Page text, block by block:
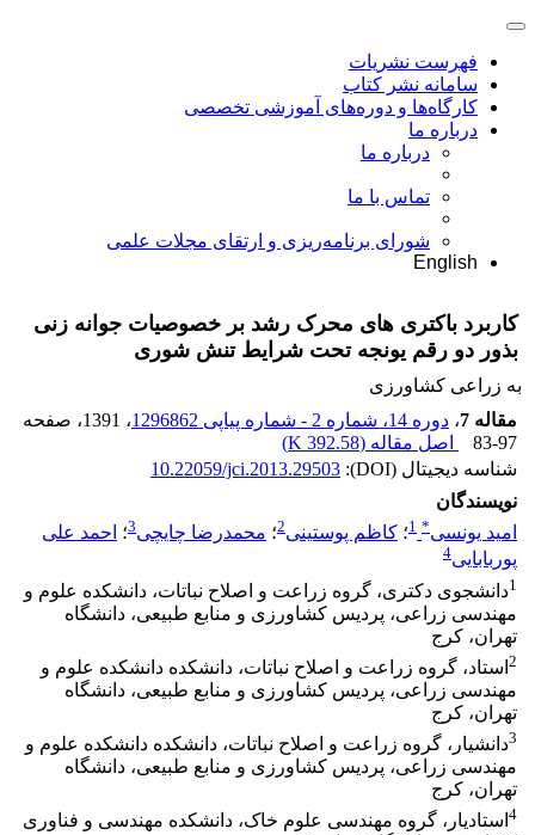
فهرست نشریات
سامانه نشر کتاب
کارگاه‌ها و دوره‌های آموزشی تخصصی
درباره ما
درباره ما
تماس با ما
شورای برنامه‌ریزی و ارتقای مجلات علمی
English
کاربرد باکتری های محرک رشد بر خصوصیات جوانه زنی
بذور دو رقم یونجه تحت شرایط تنش شوری
به زراعی کشاورزی
مقاله 7
، دوره 14، شماره 2 - شماره پیاپی 1296862 ، 1391
، صفحه
83-97
اصل مقاله (392.58 K
)
شناسه دیجیتال (DOI):
10.22059/jci.2013.29503
نویسندگان
امید یونسی*
1؛ کاظم پوستینی2؛ محمدرضا چایچی3؛ احمد علی
پوربابایی4
1دانشجوی دکتری، گروه زراعت و اصلاح نباتات، دانشکده علوم و
مهندسی زراعی، پردیس کشاورزی و منابع طبیعی، دانشگاه
تهران، کرج
2 استاد، گروه زراعت و اصلاح نباتات، دانشکده دانشکده علوم و
مهندسی زراعی، پردیس کشاورزی و منابع طبیعی، دانشگاه
تهران، کرج
3دانشیار، گروه زراعت و اصلاح نباتات، دانشکده دانشکده علوم و
مهندسی زراعی، پردیس کشاورزی و منابع طبیعی، دانشگاه
تهران، کرج
4 استادیار، گروه مهندسی علوم خاک، دانشکده مهندسی و فناوری